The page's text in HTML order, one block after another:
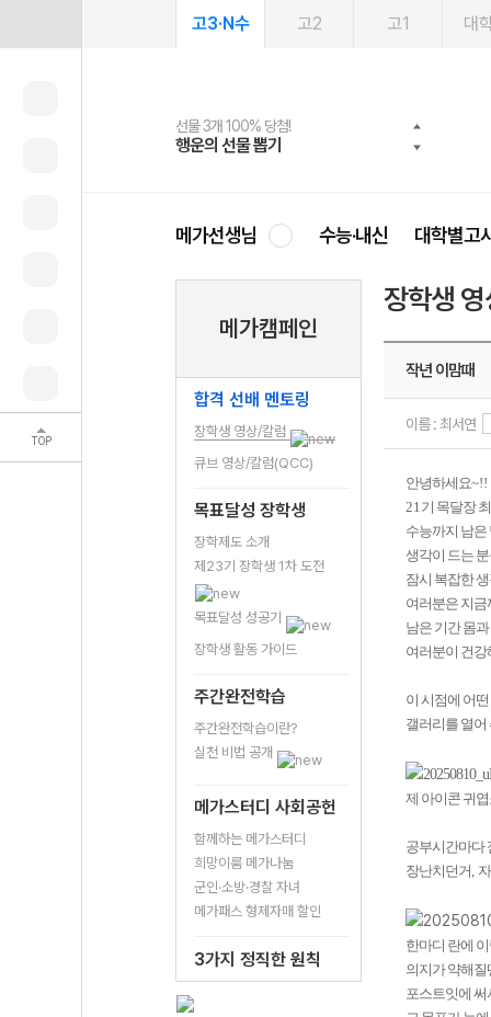
TOP
고3·N수 고2 고1 대
선물 3개 100% 당첨!
행운의 선물 뽑기
선물 100% 증정!
메가스터디 X 올리브
여름방학 스터디 캐시백
메가런 썸머스쿨
2027 러셀 단과
강사 공개선발
스마트러닝앱
설문 EVENT
메가패스
3일 무료 체험권
메가패스 수강생 무료혜택!
메가클럽 멤버십
사회공헌 캠페인
희망이룸 메가나눔
메가선생님 수능·내신 대학별고
메가캠페인
합격 선배 멘토링
장학생 영상/칼럼
큐브 영상/칼럼(QCC)
목표달성 장학생
장학제도 소개
제23기 장학생 1차 도전
목표달성 성공기
장학생 활동 가이드
주간완전학습
주간완전학습이란?
실천 비법 공개
메가스터디 사회공헌
함께하는 메가스터디
희망이룸 메가나눔
군인·소방·경찰 자녀
메가패스 형제자매 할인
3가지 정직한 원칙
장학생
작년 이맘때
이름 : 최서연
안녕하세요~!!
21기 목달장
수능까지 남은
생각이 드는
잠시 복잡한
여러분은 지
남은 기간 몸
여러분이 건
이 시점에 어
갤러리를 열어
제 아이콘 귀
공부시간마다
장난치던거,
한마디 란에
의지가 약해질
포스트잇에